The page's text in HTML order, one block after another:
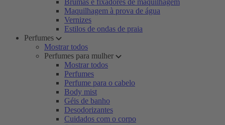
Brumas e fixadores de maquilhagem
Maquilhagem à prova de água
Vernizes
Estilos de ondas de praia
Perfumes
Mostrar todos
Perfumes para mulher
Mostrar todos
Perfumes
Perfume para o cabelo
Body mist
Géis de banho
Desodorizantes
Cuidados com o corpo